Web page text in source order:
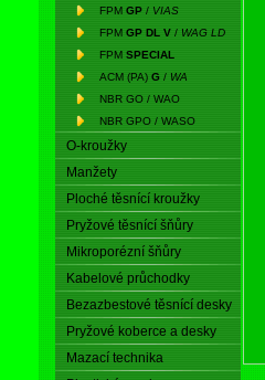
FPM GP / VIAS
FPM GP DL V / WAG LD
FPM SPECIAL
ACM (PA) G / WA
NBR GO / WAO
NBR GPO / WASO
O-kroužky
Manžety
Ploché těsnící kroužky
Pryžové těsnící šňůry
Mikroporézní šňůry
Kabelové průchodky
Bezazbestové těsnící desky
Pryžové koberce a desky
Mazací technika